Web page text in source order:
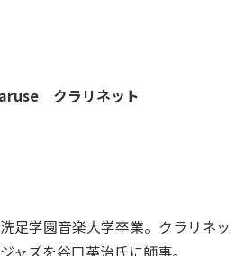
クラリネット
足学園音楽大学卒業。クラリネッ
ャズを谷口英治氏に師事。